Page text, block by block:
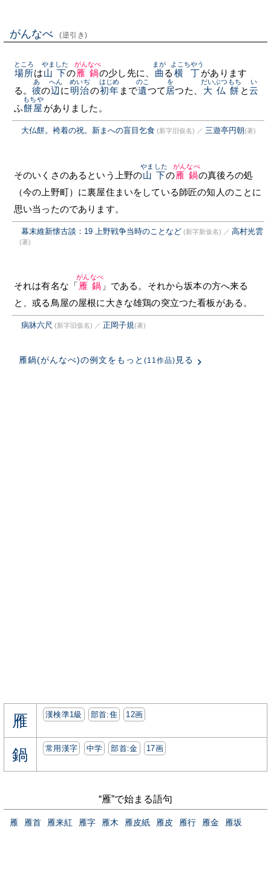
がんなべ (逆引き)
場所
ところ
は山下
やました
の雁鍋
がんなべ
の少し先に、 曲
まが
る 横丁
よこちやう
があります
る。彼
あ
の辺
へん
に 明治
めいぢ
の初年
はじめ
まで遺
のこ
つて 居
を
つた、 大仏餅
だいぶつもち
と云
い
ふ餅屋
もちや
がありました。
大仏餅。袴着の祝。新まへの盲目乞食 (新字旧仮名) ／ 三遊亭円朝(著)
そのいくさのあるという上野の山下
やました
の雁鍋
がんなべ
の真後ろの処
（今の上野町）に裏屋住まいをしている師匠の知人のことに
思い当ったのであります。
幕末維新懐古談：19 上野戦争当時のことなど (新字新仮名) ／ 高村光雲
(著)
それは有名な「 雁鍋
がんなべ
」である。それから坂本の方へ来る
と、或る鳥屋の屋根に大きな雄鶏の突立つた看板がある。
病牀六尺 (新字旧仮名) ／ 正岡子規(著)
雁鍋(がんなべ)の例文をもっと (11作品) 見る
雁 漢検準1級 部首:⾫ 12画
鍋 常用漢字 中学 部首:⾦ 17画
“雁”で始まる語句
雁 雁首 雁来紅 雁字 雁木 雁皮紙 雁皮 雁行 雁金 雁坂